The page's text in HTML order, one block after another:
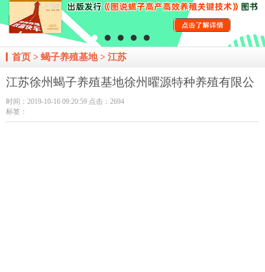
首页 > 蝎子养殖基地> 江苏
江苏徐州蝎子养殖基地徐州曜源特种养殖有限公
时间：2019-10-16 09:20:59 点击：2694
标签：